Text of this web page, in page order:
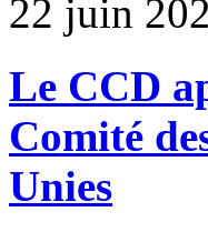
22 juin
Le CCD
Comité
Unies